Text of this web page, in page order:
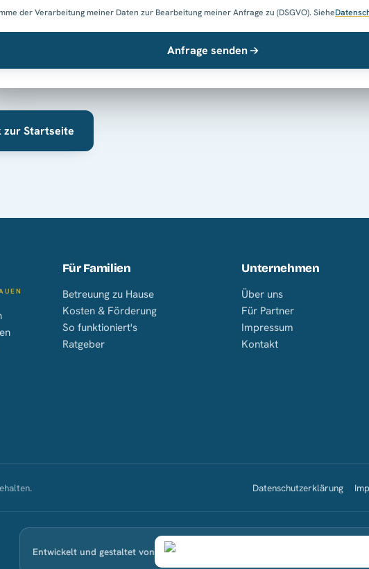
der Verarbeitung meiner Daten zur Bearbeitung meiner Anfrage zu (DSGVO). Siehe
Anfrage senden
zur Startseite
Für Familien
Betreuung zu Hause
Kosten & Förderung
So funktioniert's
Ratgeber
Unternehmen
Über uns
Für Partner
Impressum
Kontakt
Datenschutzerklärung
Entwickelt und gestaltet von